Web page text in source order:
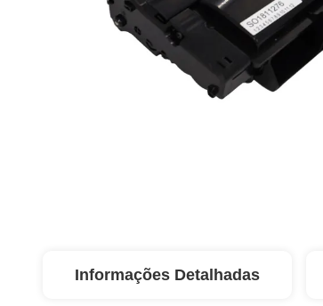
Informações Detalhadas